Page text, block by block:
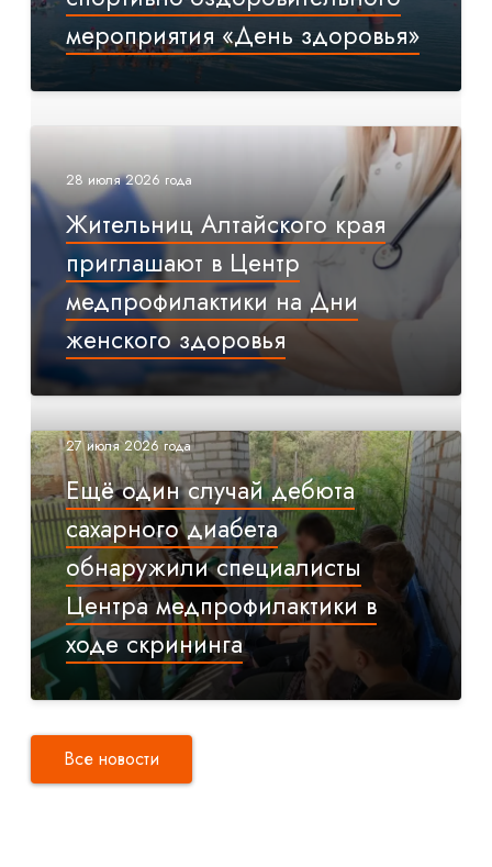
мероприятия «День здоровья»
28 июля 2026 года
Жительниц Алтайского края
приглашают в Центр
медпрофилактики на Дни
женского здоровья
27 июля 2026 года
Ещё один случай дебюта
сахарного диабета
обнаружили специалисты
Центра медпрофилактики в
ходе скрининга
Все новости